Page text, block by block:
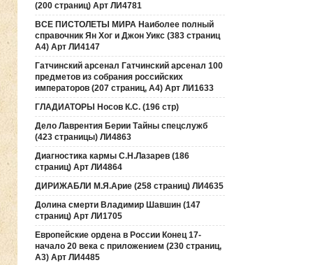
(200 страниц) Арт ЛИ4781
ВСЕ ПИСТОЛЕТЫ МИРА Наиболее полный
справочник Ян Хог и Джон Уикс (383 страниц
А4) Арт ЛИ4147
Гатчинский арсенал Гатчинский арсенал 100
предметов из собрания российских
императоров (207 страниц, А4) Арт ЛИ1633
ГЛАДИАТОРЫ Носов К.С. (196 стр)
Дело Лаврентия Берии Тайны спецслужб
(423 страницы) ЛИ4863
Диагностика кармы С.Н.Лазарев (186
страниц) Арт ЛИ4864
ДИРИЖАБЛИ М.Я.Арие (258 страниц) ЛИ4635
Долина смерти Владимир Шавшин (147
страниц) Арт ЛИ1705
Европейские ордена в России Конец 17-
начало 20 века с приложением (230 страниц,
А3) Арт ЛИ4485